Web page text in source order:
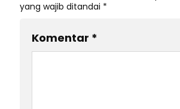
yang wajib ditandai *
Komentar *